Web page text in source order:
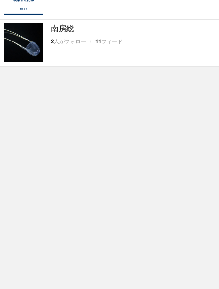
南房総
2 人がフォロー 11フィード